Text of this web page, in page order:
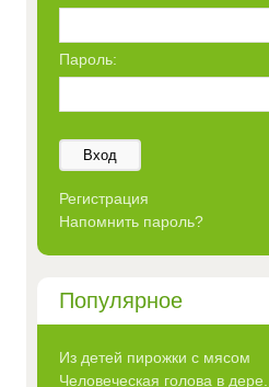
Пароль:
Вход
Регистрация
Напомнить пароль?
Популярное
Из детей пирожки с мясом
Человеческая голова в дере...